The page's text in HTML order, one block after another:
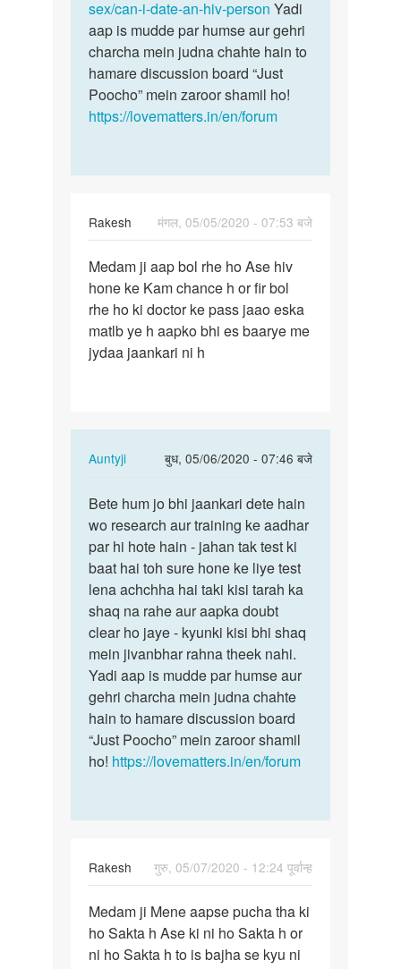
sex/can-i-date-an-hiv-person Yadi
aap is mudde par humse aur gehri
charcha mein judna chahte hain to
hamare discussion board “Just
Poocho” mein zaroor shamil ho!
https://lovematters.in/en/forum
Rakesh
मंगल, 05/05/2020 - 07:53 बजे
Medam
ji
aap
bol
rhe
Medam ji aap bol rhe ho Ase hiv
hone ke Kam chance h or fir bol
rhe ho ki doctor ke pass jaao eska
matlb ye h aapko bhi es baarye me
jydaa jaankari ni h
Auntyji
बुध, 05/06/2020 - 07:46 बजे
In
to
Medam
ji
aap
bol
rhe
ho
Ase…
by
Rakesh
Bete
hum
jo
bhi
jaankari…
Bete hum jo bhi jaankari dete hain
wo research aur training ke aadhar
par hi hote hain - jahan tak test ki
baat hai toh sure hone ke liye test
lena achchha hai taki kisi tarah ka
shaq na rahe aur aapka doubt
clear ho jaye - kyunki kisi bhi shaq
mein jivanbhar rahna theek nahi.
Yadi aap is mudde par humse aur
gehri charcha mein judna chahte
hain to hamare discussion board
“Just Poocho” mein zaroor shamil
ho! https://lovematters.in/en/forum
Rakesh
गुरु, 05/07/2020 - 12:24 पूर्वान्ह
Medam
ji
Mene
Medam ji Mene aapse pucha tha ki
ho Sakta h Ase ki ni ho Sakta h or
ni ho Sakta h to is bajha se kyu ni